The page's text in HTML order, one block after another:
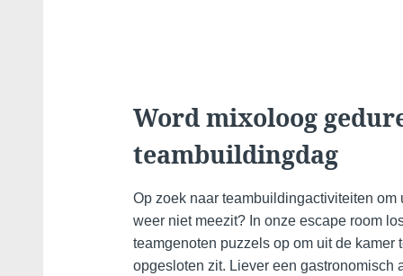
Word mixoloog
teambuildingdag
Op zoek naar teambuildingactiviteiten om
weer niet meezit? In onze escape room
teamgenoten puzzels op om uit de kamer
opgesloten zit. Liever een gastronomisch